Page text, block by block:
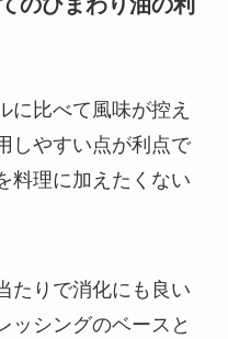
に比べて風味が控え
しやすい点が利点で
料理に加えたくない
たりで消化にも良い
ッシングのベースと